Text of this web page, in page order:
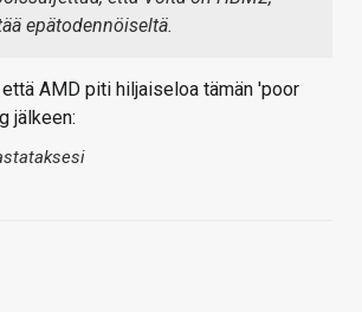
epätodennöiseltä.
AMD piti hiljaiseloa tämän 'poor
jälkeen: